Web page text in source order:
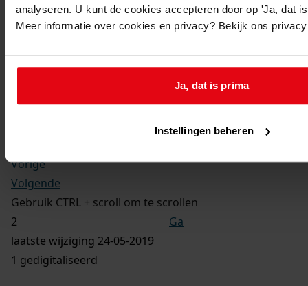
analyseren. U kunt de cookies accepteren door op 'Ja, dat
Meer informatie over cookies en privacy? Bekijk ons
Ja, dat is prima
Instellingen beheren
Inventarisnummer :
12
2.
Dit bestand is nog niet gecontroleerd op volledigheid
Vorige
Volgende
Gebruik CTRL + scroll om te scrollen
Ga
laatste wijziging 24-05-2019
1 gedigitaliseerd